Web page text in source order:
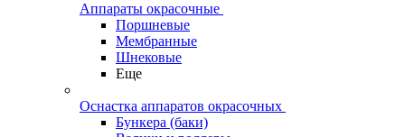
Аппараты окрасочные
Поршневые
Мембранные
Шнековые
Еще
Оснастка аппаратов окрасочных
Бункера (баки)